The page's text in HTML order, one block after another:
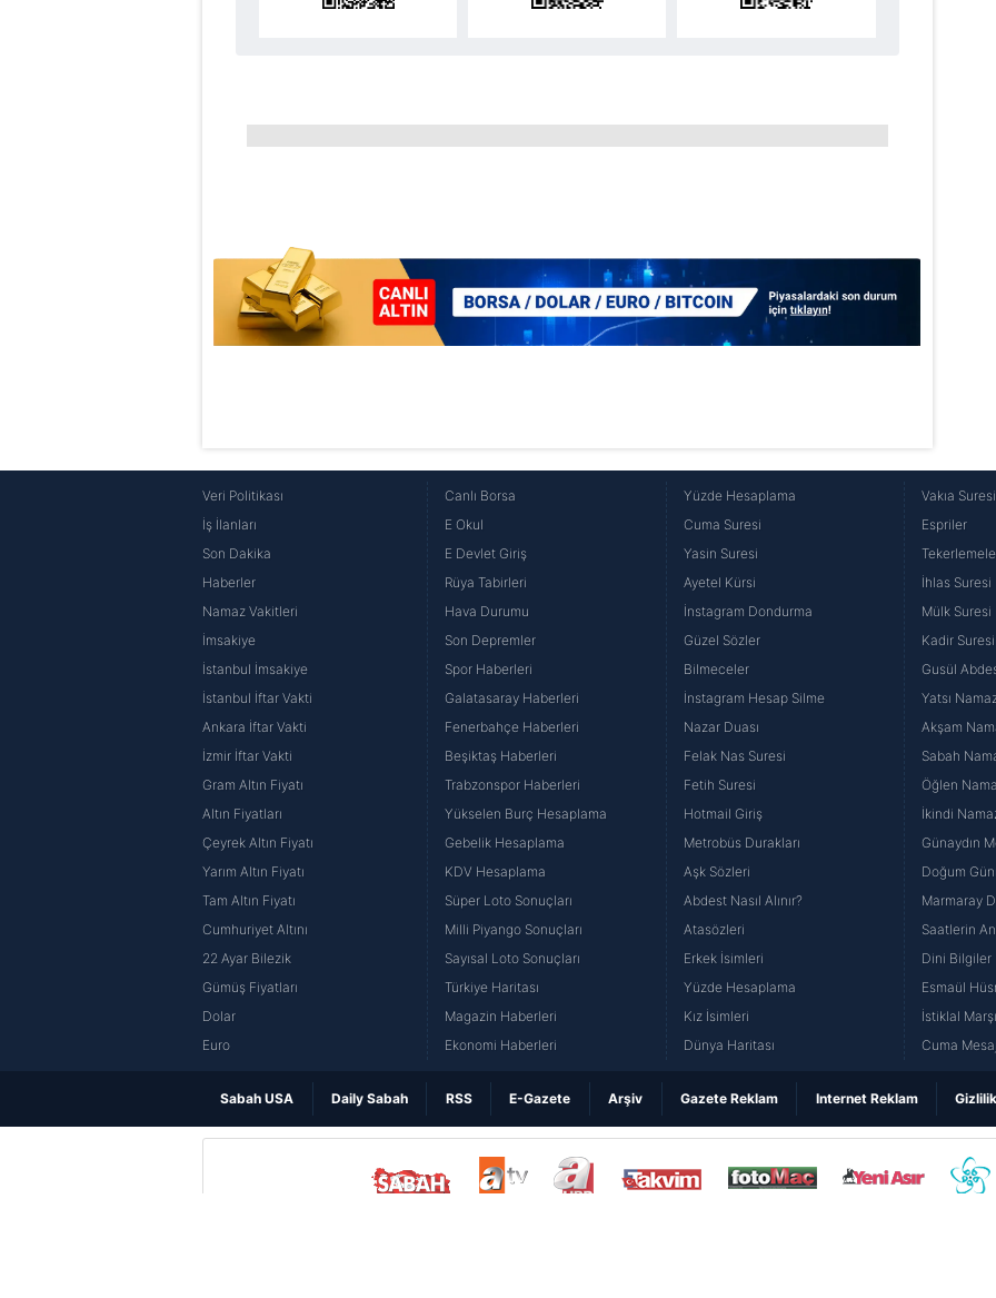
mevzuata uygun olarak kullanılan çerezlerle ilgili bilgi almak için lütfentıklayınız
Veri Politikası
İş İlanları
Son Dakika
Haberler
Namaz Vakitleri
İmsakiye
İstanbul İmsakiye
İstanbul İftar Vakti
Ankara İftar Vakti
İzmir İftar Vakti
Gram Altın Fiyatı
Altın Fiyatları
Çeyrek Altın Fiyatı
Yarım Altın Fiyatı
Tam Altın Fiyatı
Cumhuriyet Altını
22 Ayar Bilezik
Gümüş Fiyatları
Dolar
Euro
Canlı Borsa
E Okul
E Devlet Giriş
Rüya Tabirleri
Hava Durumu
Son Depremler
Spor Haberleri
Galatasaray Haberleri
Fenerbahçe Haberleri
Beşiktaş Haberleri
Trabzonspor Haberleri
Yükselen Burç Hesaplama
Gebelik Hesaplama
KDV Hesaplama
Süper Loto Sonuçları
Milli Piyango Sonuçları
Sayısal Loto Sonuçları
Türkiye Haritası
Magazin Haberleri
Ekonomi Haberleri
Yüzde Hesaplama
Cuma Suresi
Yasin Suresi
Ayetel Kürsi
İnstagram Dondurma
Güzel Sözler
Bilmeceler
İnstagram Hesap Silme
Nazar Duası
Felak Nas Suresi
Fetih Suresi
Hotmail Giriş
Metrobüs Durakları
Aşk Sözleri
Abdest Nasıl Alınır?
Atasözleri
Erkek İsimleri
Yüzde Hesaplama
Kız İsimleri
Dünya Haritası
Vakıa Suresi
Espriler
İhlas Suresi
Mülk Suresi
Kadir Suresi
Gusül
Yatsı
Akşam
Sabah
Öğlen
İkindi
Günaydın
Doğum
Marmaray
Saatlerin
Dini Bilgiler
Esmaül
İstiklal Marşı
Cuma
Sabah USA Daily Sabah RSS E-Gazete Arşiv Gazete Reklam Internet Reklam